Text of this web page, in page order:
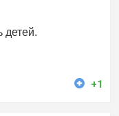
детей.
+1